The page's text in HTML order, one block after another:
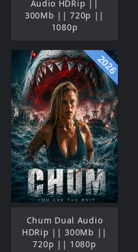
Audio HDRip ||
300Mb || 720p ||
1080p
2026
Chum Dual Audio
HDRip || 300Mb ||
720p || 1080p